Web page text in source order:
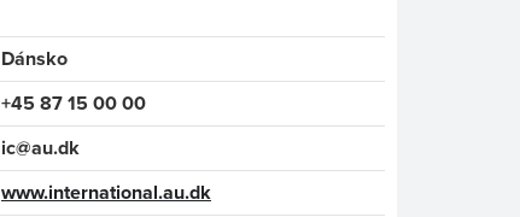
Dánsko
+45 87 15 00 00
ic@au.dk
www.international.au.dk